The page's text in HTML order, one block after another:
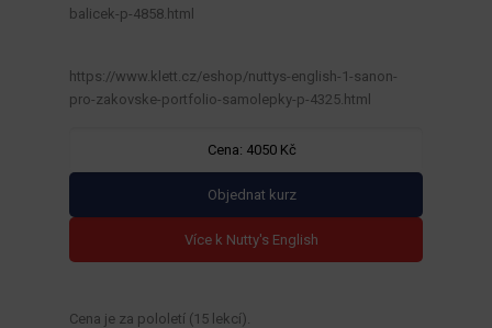
balicek-p-4858.html
https://www.klett.cz/eshop/nuttys-english-1-sanon-
pro-zakovske-portfolio-samolepky-p-4325.html
Cena: 4050 Kč
Objednat kurz
Více k Nutty's English
Cena je za pololetí (15 lekcí).